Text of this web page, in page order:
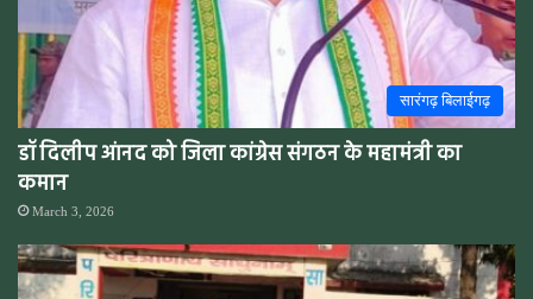
सारंगढ़ बिलाईगढ़
डॉ दिलीप आंनद को जिला कांग्रेस संगठन के महामंत्री का
कमान
March 3, 2026